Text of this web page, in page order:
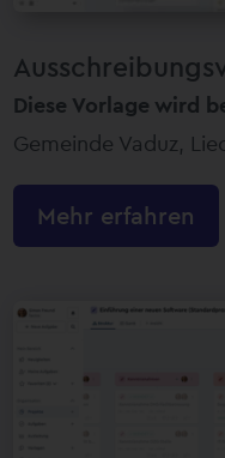
Diese Vorlage wird
Gemeinde Vaduz,
Mehr erfahren